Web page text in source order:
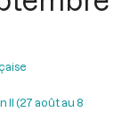
II (27 août au 8